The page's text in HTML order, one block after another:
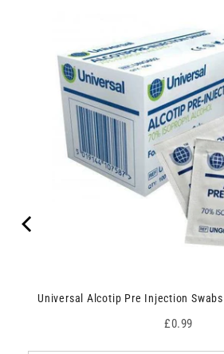
Universal Alcotip Pre Injection
Price
£0.99